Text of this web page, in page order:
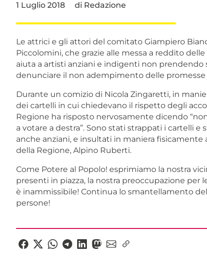
1 Luglio 2018 di Redazione
Le attrici e gli attori del comitato Giampiero
Piccolomini, che grazie alle messa a reddito
aiuta a artisti anziani e indigenti non
denunciare il non adempimento delle promesse
Durante un comizio di Nicola Zingaretti, in
dei cartelli in cui chiedevano il rispetto degli
Regione ha risposto nervosamente dicendo
a votare a destra”. Sono stati strappati i cartelli
anche anziani, e insultati in maniera
della Regione, Alpino Ruberti.
Come Potere al Popolo! esprimiamo la nostra
presenti in piazza, la nostra preoccupazione per
è inammissibile! Continua lo smantellamento
persone!